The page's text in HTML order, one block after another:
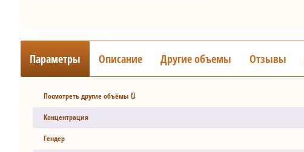
Параметры Описание Другие объемы Отзывы
Посмотреть другие объёмы 🔃
Концентрация
Гендер